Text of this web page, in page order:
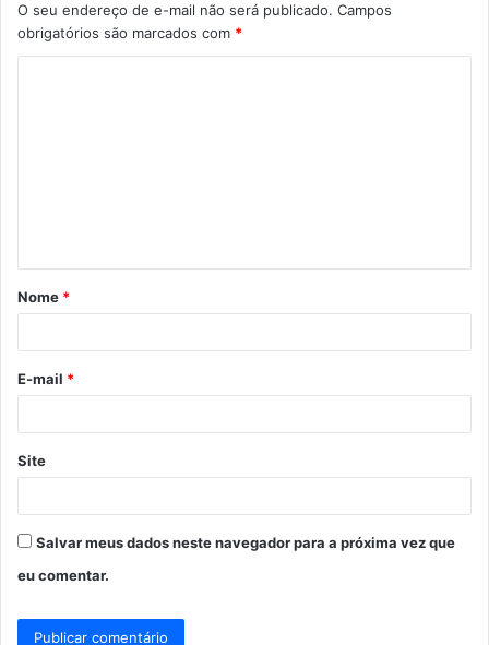
O seu endereço de e-mail não será publicado. Campos
obrigatórios são marcados com *
á
r
*
Nome *
E-mail *
Site
Salvar meus dados neste navegador para a próxima vez que
eu comentar.